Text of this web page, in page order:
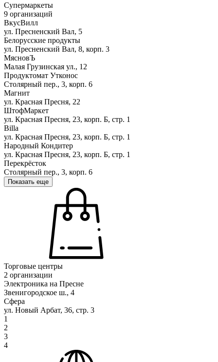
Супермаркеты
9 организаций
ВкусВилл
ул. Пресненский Вал, 5
Белорусские продукты
ул. Пресненский Вал, 8, корп. 3
МясновЪ
Малая Грузинская ул., 12
Продуктомат Утконос
Столярный пер., 3, корп. 6
Магнит
ул. Красная Пресня, 22
ШтофМаркет
ул. Красная Пресня, 23, корп. Б, стр. 1
Billa
ул. Красная Пресня, 23, корп. Б, стр. 1
Народный Кондитер
ул. Красная Пресня, 23, корп. Б, стр. 1
Перекрёсток
Столярный пер., 3, корп. 6
Показать еще
Торговые центры
2 организации
Электроника на Пресне
Звенигородское ш., 4
Сфера
ул. Новый Арбат, 36, стр. 3
1
2
3
4